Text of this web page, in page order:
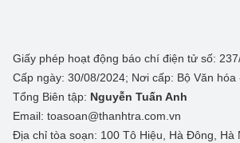
Giấy phép hoạt động báo chí điện tử số:
Cấp ngày: 30/08/2024; Nơi cấp: Bộ Văn hóa
Tổng Biên tập: Nguyễn Tuấn Anh
Email: toasoan@thanhtra.com.vn
Địa chỉ tòa soạn: 100 Tô Hiệu, Hà Đông, Hà